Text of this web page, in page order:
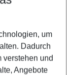
um
Dadurch
verstehen und
Angebote